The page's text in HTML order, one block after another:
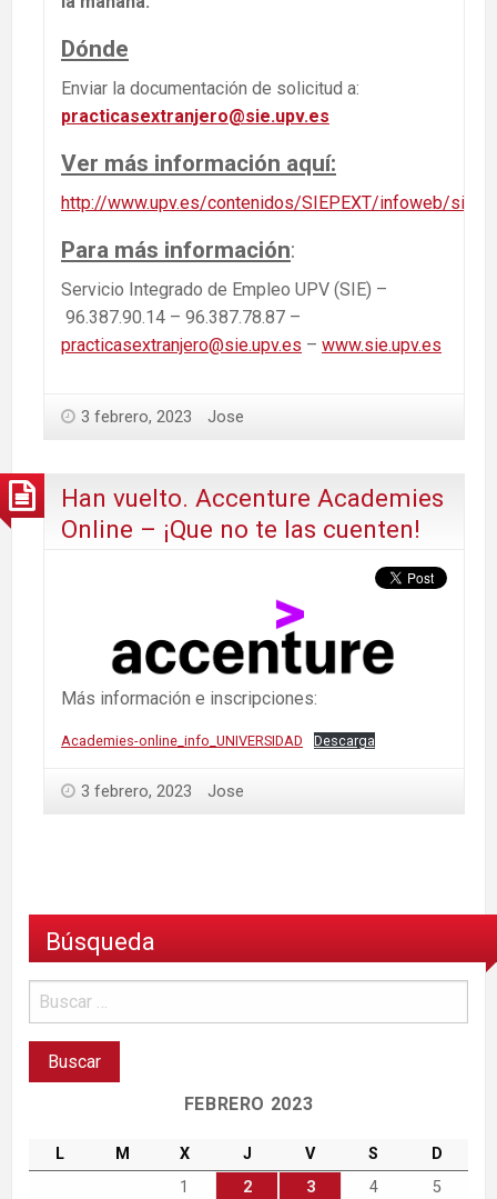
Dónde
Enviar la documentación de solicitud a:
practicasextranjero@sie.upv.es
Ver más información aquí:
http://www.upv.es/contenidos/SIEPEXT/infoweb/
Para más información:
Servicio Integrado de Empleo UPV (SIE) –
96.387.90.14 – 96.387.78.87 –
practicasextranjero@sie.upv.es – www.sie.upv.es
3 febrero, 2023 Jose
Han vuelto. Accenture Academies
Online – ¡Que no te las cuenten!
Más información e inscripciones:
Academies-online_info_UNIVERSIDAD Descarga
3 febrero, 2023 Jose
Búsqueda
FEBRERO 2023
L M X J V S
D
1
2 3 4
5